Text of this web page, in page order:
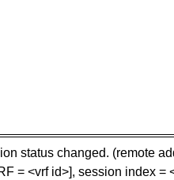
status changed. (remote
= <vrf id>], session index =